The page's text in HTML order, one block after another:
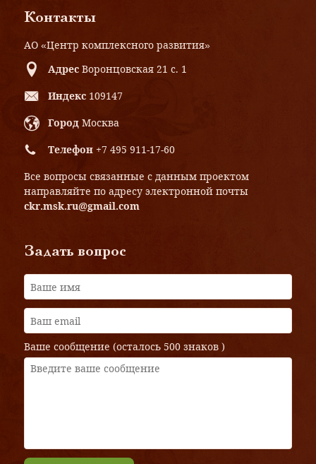
Контакты
АО «Центр комплексного развития»
Адрес Воронцовская 21 с. 1
Индекс 109147
Город Москва
Телефон +7 495 911-17-60
Все вопросы связанные с данным проектом
направляйте по адресу электронной почты
ckr.msk.ru@gmail.com
Задать вопрос
Ваше сообщение (осталось 500 знаков )